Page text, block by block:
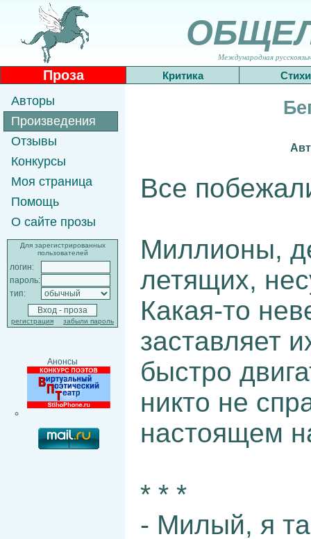
Международная
Проза Критика Стихи
Авторы
Произведения
Отзывы
Конкурсы
Моя страница
Помощь
О сайте прозы
Для зарегистрированных
пользователей
логин:
пароль:
тип:
регистрация забыли пароль
Анонсы
Все
Миллионы,
летящих,
Какая-то
заставляет
быстро
никто не
настоящем
* * *
- Милый, я